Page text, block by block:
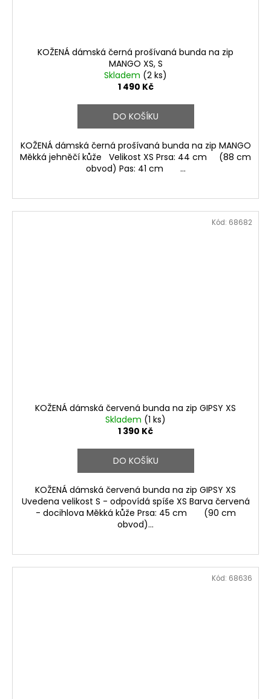
KOŽENÁ dámská černá prošívaná bunda na zip
MANGO XS, S
Skladem (2 ks)
1 490 Kč
DO KOŠÍKU
KOŽENÁ dámská černá prošívaná bunda na zip MANGO
Měkká jehněčí kůže Velikost XS Prsa: 44 cm (88 cm
obvod) Pas: 41 cm ...
KOŽENÁ dámská červená bunda na zip GIPSY XS
Skladem (1 ks)
1 390 Kč
DO KOŠÍKU
KOŽENÁ dámská červená bunda na zip GIPSY XS
Uvedena velikost S - odpovídá spíše XS Barva červená
- docihlova Měkká kůže Prsa: 45 cm (90 cm
obvod)...
Kód: 68682
Kód: 68636